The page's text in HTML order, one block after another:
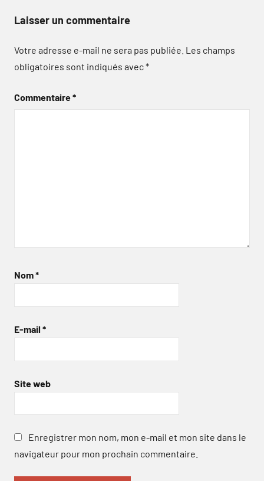
Laisser un commentaire
Votre adresse e-mail ne sera pas publiée. Les champs
obligatoires sont indiqués avec*
Commentaire*
Nom*
E-mail *
Site web
Enregistrer mon nom, mon e-mail et mon site dans le
navigateur pour mon prochain commentaire.